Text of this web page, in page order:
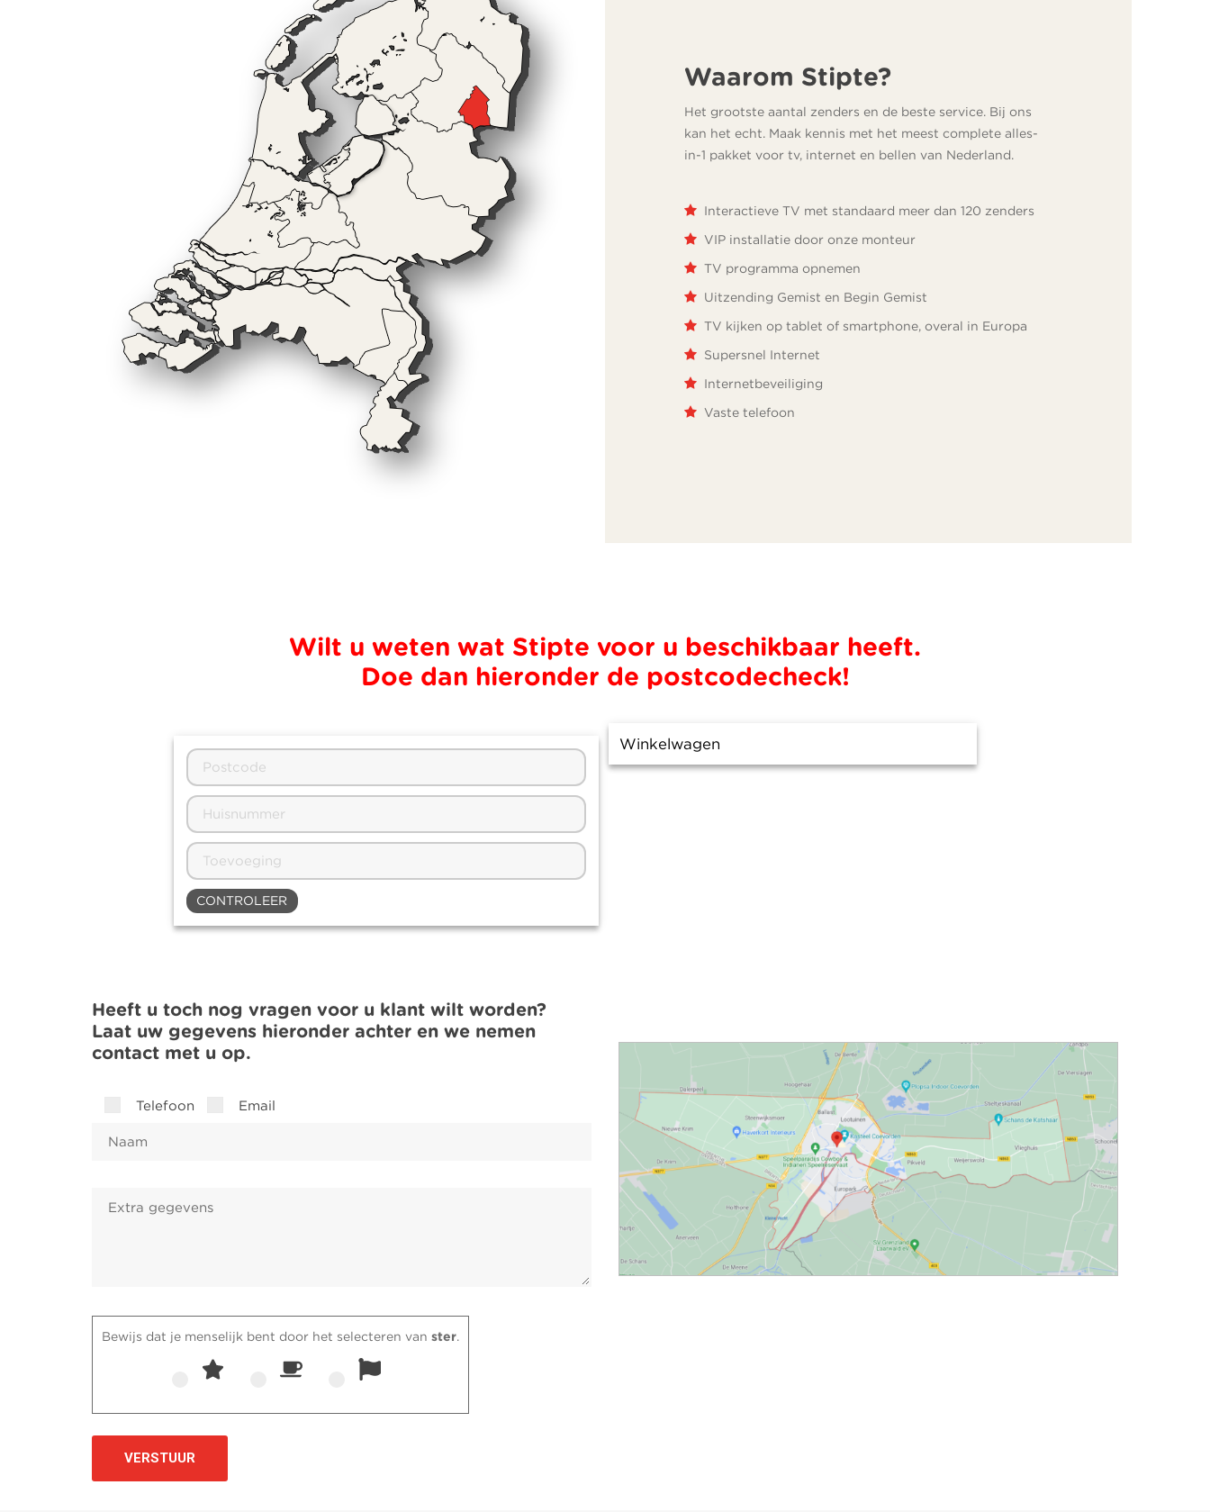
Waarom Stipte?
Het grootste aantal zenders en de beste service. Bij ons
kan het echt. Maak kennis met het meest complete alles-
in-1 pakket voor tv, internet en bellen van Nederland.
Interactieve TV met standaard meer dan 120 zenders
VIP installatie door onze monteur
TV programma opnemen
Uitzending Gemist en Begin Gemist
TV kijken op tablet of smartphone, overal in Europa
Supersnel Internet
Internetbeveiliging
Vaste telefoon
Wilt u weten wat Stipte voor u beschikbaar heeft.
Doe dan hieronder de postcodecheck!
CONTROLEER
Winkelwagen
Heeft u toch nog vragen voor u klant wilt worden?
Laat uw gegevens hieronder achter en we nemen
contact met u op.
Telefoon Email
Bewijs dat je menselijk bent door het selecteren van ster.